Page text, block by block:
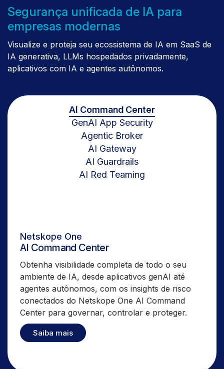
Segurança unificada de IA para
empresas modernas
Visualize e proteja seu ecossistema de IA em SaaS de
IA generativa, LLMs hospedados privadamente,
aplicativos com IA e agentes autônomos.
AI Command Center
GenAI App Security
Agentic Broker
AI Gateway
AI Guardrails
AI Red Teaming
Netskope One
AI Command Center
Obtenha visibilidade completa de todo o seu
ambiente de IA, desde aplicativos genAI até
agentes autônomos, com os insights de risco
conectados do Netskope One AI Command
Center para governar, controlar e proteger.
Saiba mais